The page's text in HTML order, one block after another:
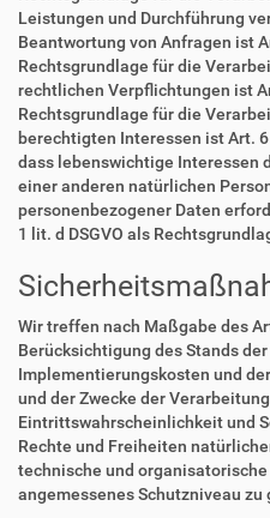
Leistungen und Durchführung
Beantwortung von Anfragen ist
Rechtsgrundlage für die
rechtlichen Verpflichtungen ist
Rechtsgrundlage für die
berechtigten Interessen ist Art. 6
dass lebenswichtige Interessen
einer anderen natürlichen
personenbezogener Daten
1 lit. d DSGVO als
Wir treffen nach Maßgabe des
Berücksichtigung des Stands
Implementierungskosten und
und der Zwecke der
Eintrittswahrscheinlichkeit und
Rechte und Freiheiten
technische und
angemessenes Schutzniveau zu